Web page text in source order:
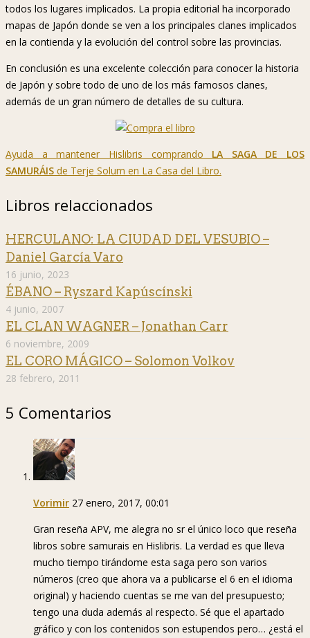
todos los lugares implicados. La propia editorial ha incorporado
mapas de Japón donde se ven a los principales clanes implicados
en la contienda y la evolución del control sobre las provincias.
En conclusión es una excelente colección para conocer la historia
de Japón y sobre todo de uno de los más famosos clanes,
además de un gran número de detalles de su cultura.
Ayuda a mantener Hislibris comprando LA SAGA DE LOS
SAMURÁIS de Terje Solum en La Casa del Libro.
Libros relaccionados
HERCULANO: LA CIUDAD DEL VESUBIO –
Daniel García Varo
16 junio, 2023
ÉBANO – Ryszard Kapúscínski
4 junio, 2007
EL CLAN WAGNER – Jonathan Carr
6 noviembre, 2009
EL CORO MÁGICO – Solomon Volkov
28 febrero, 2011
5 Comentarios
Vorimir 27 enero, 2017, 00:01
Gran reseña APV, me alegra no sr el único loco que reseña
libros sobre samurais en Hislibris. La verdad es que lleva
mucho tiempo tirándome esta saga pero son varios
números (creo que ahora va a publicarse el 6 en el idioma
original) y haciendo cuentas se me van del presupuesto;
tengo una duda además al respecto. Sé que el apartado
gráfico y con los contenidos son estupendos pero… ¿está el